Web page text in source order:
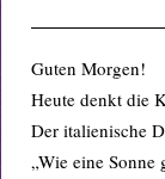
Guten Morgen!
Heute denkt die
Der italienische
„Wie eine Sonne